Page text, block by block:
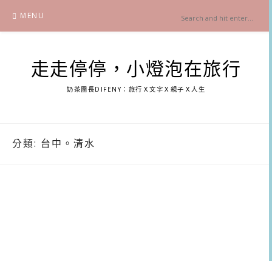
content
MENU
走走停停，小燈泡在旅行
奶茶團長DIFENY：旅行Ｘ文字Ｘ親子Ｘ人生
分類: 台中。清水